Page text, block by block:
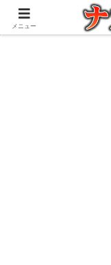
アウトドアとガジ
メニュー